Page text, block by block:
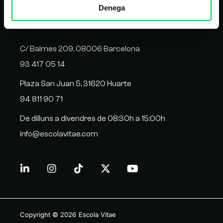
Denega
CONTACTE
C/ Balmes 209, 08006 Barcelona
93 417 05 14
Plaza San Juan 5, 31620 Huarte
94 811 90 71
De dilluns a divendres de 08:30h a 15:00h
info@escolavitae.com
Copyright © 2026 Escola Vitae